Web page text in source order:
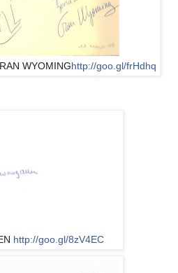
WYOMINGhttp://goo.gl/frHdhq
http://goo.gl/8zV4EC